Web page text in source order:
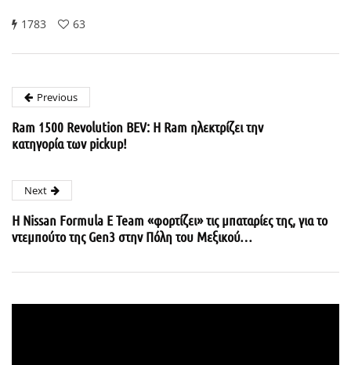
1783 63
Previous
Ram 1500 Revolution BEV: H Ram ηλεκτρίζει την
κατηγορία των pickup!
Next
Η Nissan Formula E Team «φορτίζει» τις μπαταρίες της, για το
ντεμπούτο της Gen3 στην Πόλη του Μεξικού…